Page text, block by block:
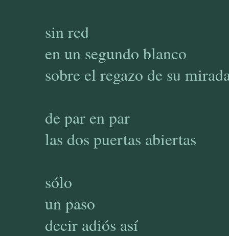
sin red
en un segundo blanco
sobre el regazo de su
de par en par
las dos puertas abiertas
sólo
un paso
decir adiós así